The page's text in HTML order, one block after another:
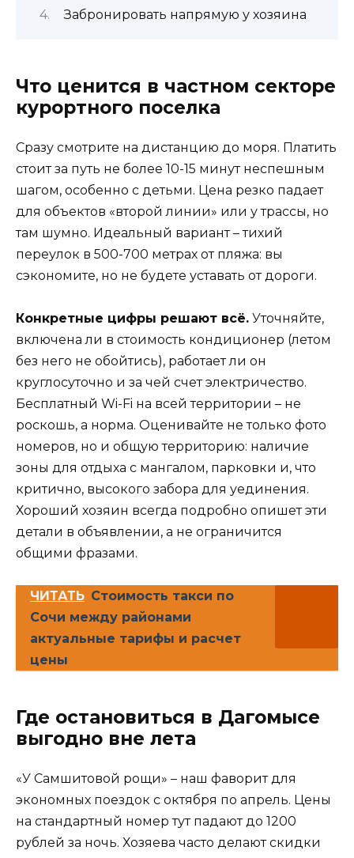
Забронировать напрямую у хозяина
Что ценится в частном секторе
курортного поселка
Сразу смотрите на дистанцию до моря. Платить
стоит за путь не более 10-15 минут неспешным
шагом, особенно с детьми. Цена резко падает
для объектов «второй линии» или у трассы, но
там шумно. Идеальный вариант – тихий
переулок в 500-700 метрах от пляжа: вы
сэкономите, но не будете уставать от дороги.
Конкретные цифры решают всё. Уточняйте,
включена ли в стоимость кондиционер (летом
без него не обойтись), работает ли он
круглосуточно и за чей счет электричество.
Бесплатный Wi-Fi на всей территории – не
роскошь, а норма. Оценивайте не только фото
номеров, но и общую территорию: наличие
зоны для отдыха с мангалом, парковки и, что
критично, высокого забора для уединения.
Хороший хозяин всегда подробно опишет эти
детали в объявлении, а не ограничится
общими фразами.
ЧИТАТЬ Стоимость такси по
Сочи между районами
актуальные тарифы и расчет
цены
Где остановиться в Дагомысе
выгодно вне лета
«У Самшитовой рощи» – наш фаворит для
экономных поездок с октября по апрель. Цены
на стандартный номер тут падают до 1200
рублей за ночь. Хозяева часто делают скидки